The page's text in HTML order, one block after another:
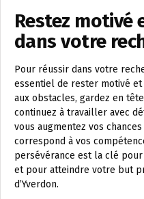
Restez motivé
dans votre
Pour réussir dans votre
essentiel de rester motivé et
aux obstacles, gardez en
continuez à travailler avec
vous augmentez vos
correspond à vos
persévérance est la clé
et pour atteindre votre but
d’Yverdon.